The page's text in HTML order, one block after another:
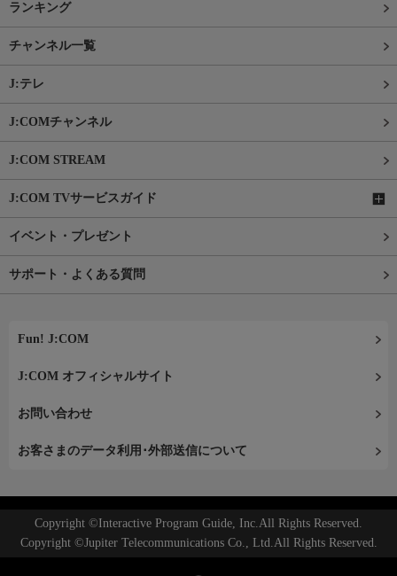
ランキング
チャンネル一覧
J:テレ
J:COMチャンネル
J:COM STREAM
J:COM TVサービスガイド
イベント・プレゼント
サポート・よくある質問
Fun! J:COM
J:COM オフィシャルサイト
お問い合わせ
お客さまのデータ利用･外部送信について
Copyright ©Interactive Program Guide, Inc.All Rights Reserved.
Copyright ©Jupiter Telecommunications Co., Ltd.All Rights Reserved.